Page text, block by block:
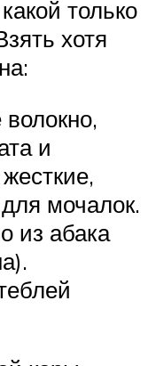
только
хотя
и
мочалок.
из абака